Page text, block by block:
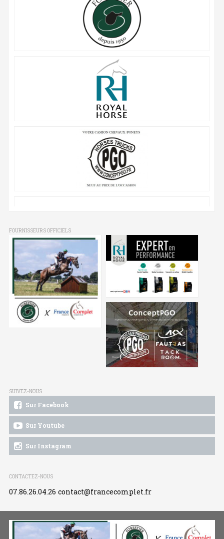
FOURNISSEURS OFFICIELS
SUIVEZ-NOUS
Sur Facebook
Sur Youtube
Sur Instagram
CONTACTEZ-NOUS
07.86.26.04.26 contact@francecomplet.fr